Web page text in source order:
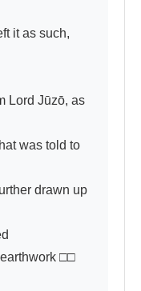
it as such,
Lord Jūzō, as
was told to
drawn up
□□